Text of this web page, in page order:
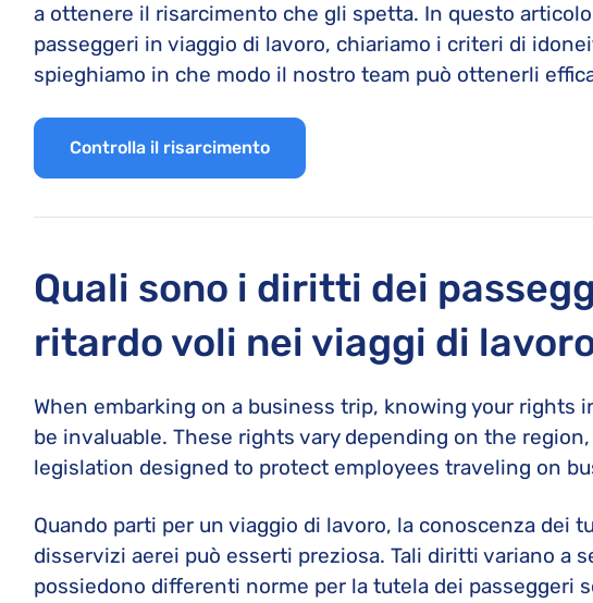
a ottenere il risarcimento che gli spetta. In questo
passeggeri in viaggio di lavoro, chiariamo i criteri di
spieghiamo in che modo il nostro team può ottenerli
Controlla il risarcimento
Quali sono i diritti dei
ritardo voli nei viaggi di
When embarking on a business trip, knowing your
be invaluable. These rights vary depending on the
legislation designed to protect employees traveling on
Quando parti per un viaggio di lavoro, la conoscenza dei
disservizi aerei può esserti preziosa. Tali diritti variano a
possiedono differenti norme per la tutela dei passeggeri